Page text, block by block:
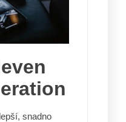
snadno